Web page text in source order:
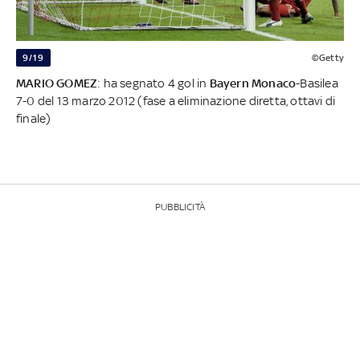
9/19 ©Getty
MARIO GOMEZ: ha segnato 4 gol in Bayern Monaco-Basilea
7-0 del 13 marzo 2012 (fase a eliminazione diretta, ottavi di
finale)
PUBBLICITÀ